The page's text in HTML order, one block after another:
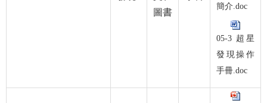
圖書
簡介.doc
05-3 超星
發現操作
手冊.doc